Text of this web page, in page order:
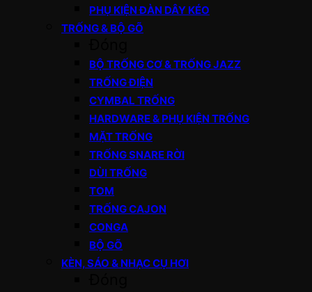
PHỤ KIỆN ĐÀN DÂY KÉO
TRỐNG & BỘ GÕ
BỘ TRỐNG CƠ & TRỐNG JAZZ
TRỐNG ĐIỆN
CYMBAL TRỐNG
HARDWARE & PHỤ KIỆN TRỐNG
MẶT TRỐNG
TRỐNG SNARE RỜI
DÙI TRỐNG
TOM
TRỐNG CAJON
CONGA
BỘ GÕ
KÈN, SÁO & NHẠC CỤ HƠI